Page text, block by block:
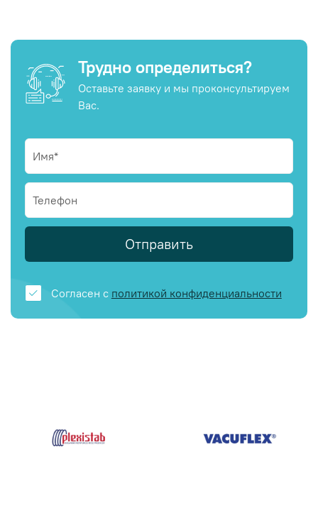
Трудно определиться?
Оставьте заявку и мы проконсультируем
Вас.
Отправить
Согласен с политикой конфиденциальности